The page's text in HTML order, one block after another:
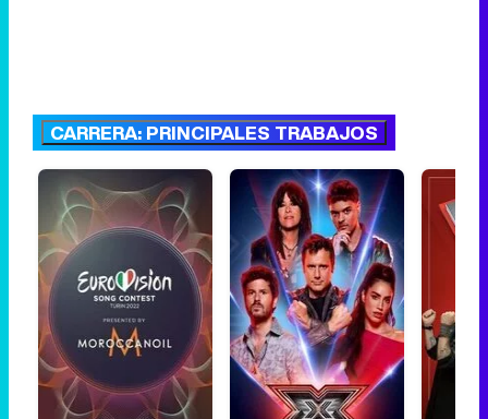
CARRERA: PRINCIPALES TRABAJOS